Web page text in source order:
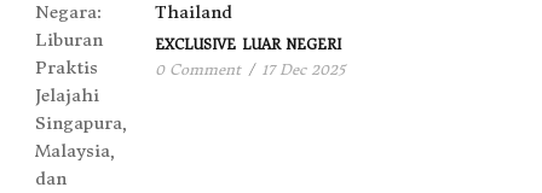
Thailand
EXCLUSIVE LUAR NEGERI
0 Comment / 17 Dec 2025